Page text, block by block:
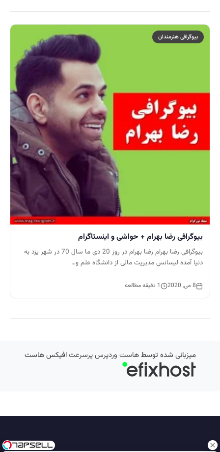
بیوگرافی هنرمندان
بیوگرافی رضا بهرام + حواشی و اینستاگرام
بیوگرافی رضا بهرام رضا بهرام در روز 20 دی ما سال 70 در شهر یزد به
دنیا آمده لیسانس مدیریت مالی از دانشگاه علم و…
8 می, 2020 1 دقیقه مطالعه
میزبانی شده توسطهاست وردپرس پرسرعتافیکس هاست